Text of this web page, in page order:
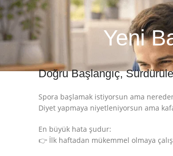
Yeni
Doğru Başlangıç,
Spora başlamak istiyorsun ama
Diyet yapmaya niyetleniyorsun ama
En büyük hata şudur:
👉 İlk haftadan mükemmel olmaya